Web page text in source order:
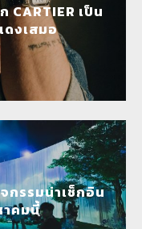
CARTIER เป็น
งเสมอ
จกรรมน่าเช็กอิน
าคมนี้